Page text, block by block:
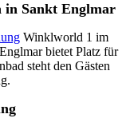
in Sankt Englmar
Winklworld 1 im
bietet Platz für
steht den Gästen